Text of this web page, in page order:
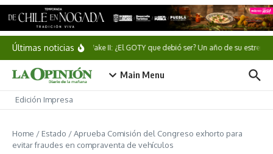
Saltar al contenido
Últimas noticiasAlan Wake II: ¿El GOTY que debió ser? Un año de su estreno
Main Menu
Edición Impresa
Home / Estado /Aprueba Comisión del Congreso exhorto para
evitar fraudes en compraventa de vehículos